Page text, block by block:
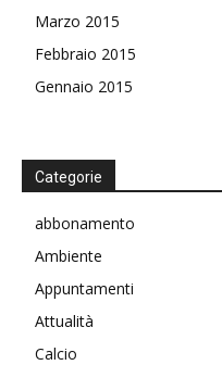
Marzo 2015
Febbraio 2015
Gennaio 2015
Categorie
abbonamento
Ambiente
Appuntamenti
Attualità
Calcio